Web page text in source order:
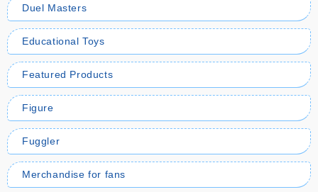
Duel Masters
Educational Toys
Featured Products
Figure
Fuggler
Merchandise for fans